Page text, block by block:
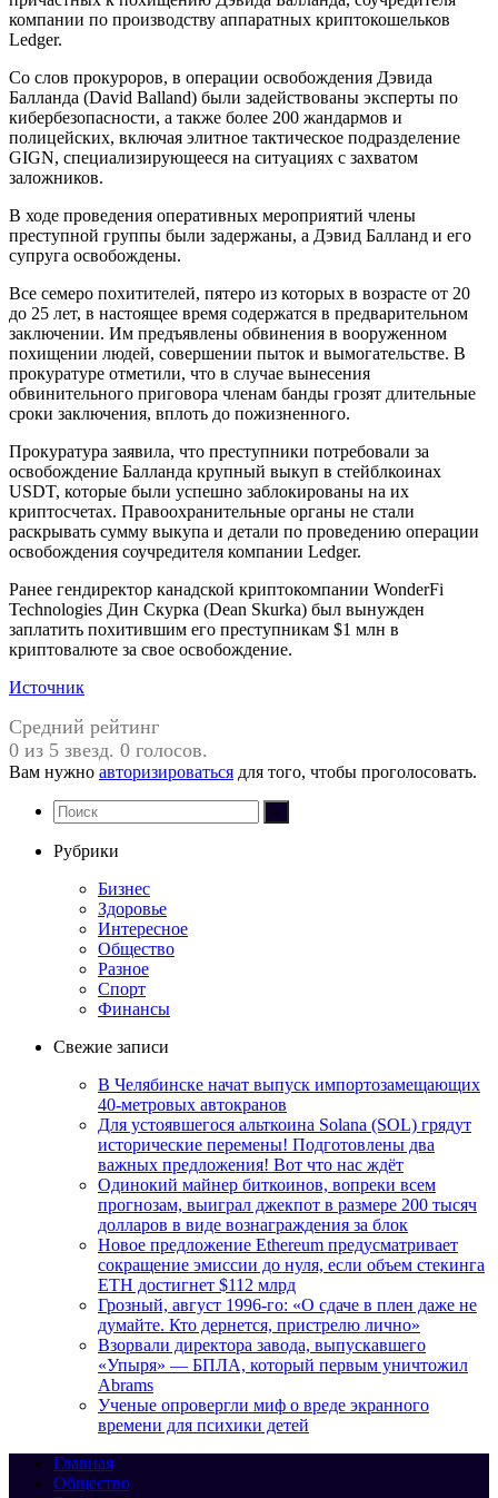
компании по производству аппаратных криптокошельков
Ledger.
Со слов прокуроров, в операции освобождения Дэвида
Балланда (David Balland) были задействованы эксперты по
кибербезопасности, а также более 200 жандармов и
полицейских, включая элитное тактическое подразделение
GIGN, специализирующееся на ситуациях с захватом
заложников.
В ходе проведения оперативных мероприятий члены
преступной группы были задержаны, а Дэвид Балланд и его
супруга освобождены.
Все семеро похитителей, пятеро из которых в возрасте от 20
до 25 лет, в настоящее время содержатся в предварительном
заключении. Им предъявлены обвинения в вооруженном
похищении людей, совершении пыток и вымогательстве. В
прокуратуре отметили, что в случае вынесения
обвинительного приговора членам банды грозят длительные
сроки заключения, вплоть до пожизненного.
Прокуратура заявила, что преступники потребовали за
освобождение Балланда крупный выкуп в стейблкоинах
USDT, которые были успешно заблокированы на их
криптосчетах. Правоохранительные органы не стали
раскрывать сумму выкупа и детали по проведению операции
освобождения соучредителя компании Ledger.
Ранее гендиректор канадской криптокомпании WonderFi
Technologies Дин Скурка (Dean Skurka) был вынужден
заплатить похитившим его преступникам $1 млн в
криптовалюте за свое освобождение.
Источник
Средний рейтинг
0 из 5 звезд. 0 голосов.
Вам нужно авторизироваться для того, чтобы проголосовать.
Рубрики
Бизнес
Здоровье
Интересное
Общество
Разное
Спорт
Финансы
Свежие записи
В Челябинске начат выпуск импортозамещающих
40-метровых автокранов
Для устоявшегося альткоина Solana (SOL) грядут
исторические перемены! Подготовлены два
важных предложения! Вот что нас ждёт
Одинокий майнер биткоинов, вопреки всем
прогнозам, выиграл джекпот в размере 200 тысяч
долларов в виде вознаграждения за блок
Новое предложение Ethereum предусматривает
сокращение эмиссии до нуля, если объем стекинга
ETH достигнет $112 млрд
Грозный, август 1996-го: «О сдаче в плен даже не
думайте. Кто дернется, пристрелю лично»
Взорвали директора завода, выпускавшего
«Упыря» — БПЛА, который первым уничтожил
Abrams
Ученые опровергли миф о вреде экранного
времени для психики детей
Главная
Общество